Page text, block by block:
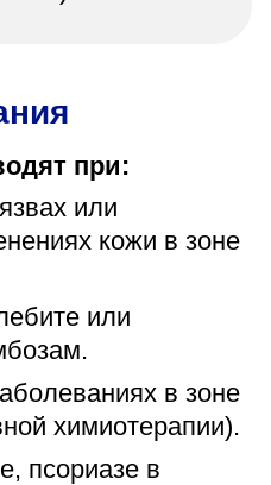
при:
или
кожи в зоне
или
в зоне
химиотерапии).
псориазе в